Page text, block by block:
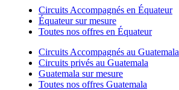
Circuits Accompagnés en Équateur
Équateur sur mesure
Toutes nos offres en Équateur
Circuits Accompagnés au Guatemala
Circuits privés au Guatemala
Guatemala sur mesure
Toutes nos offres Guatemala